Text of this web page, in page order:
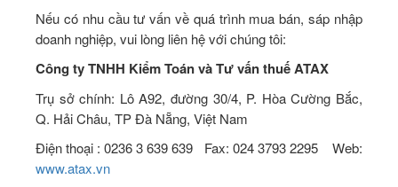
Nếu có nhu cầu tư vấn về quá trình mua bán, sáp nhập
doanh nghiệp, vui lòng liên hệ với chúng tôi:
Công ty TNHH Kiểm Toán và Tư vấn thuế ATAX
Trụ sở chính: Lô A92, đường 30/4, P. Hòa Cường Bắc,
Q. Hải Châu, TP Đà Nẵng, Việt Nam
Điện thoại : 0236 3 639 639 Fax: 024 3793 2295 Web:
www.atax.vn